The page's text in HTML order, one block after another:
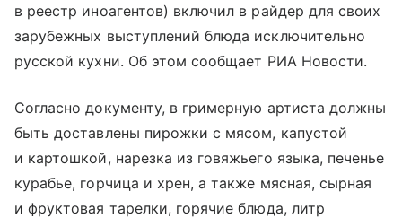
в реестр иноагентов) включил в райдер для своих
зарубежных выступлений блюда исключительно
русской кухни. Об этом сообщает РИА Новости.
Согласно документу, в гримерную артиста должны
быть доставлены пирожки с мясом, капустой
и картошкой, нарезка из говяжьего языка, печенье
курабье, горчица и хрен, а также мясная, сырная
и фруктовая тарелки, горячие блюда, литр